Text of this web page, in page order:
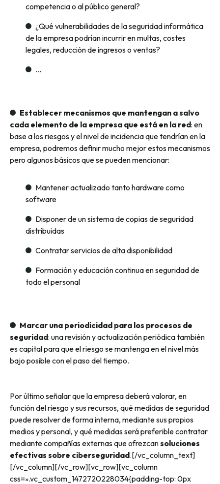
competencia o al público general?
¿Qué vulnerabilidades de la seguridad informática
de la empresa podrían incurrir en multas, costes
legales, reducción de ingresos o ventas?
…
Establecer mecanismos que mantengan a salvo
cada elemento de la empresa que está en la red: en
base a los riesgos y el nivel de incidencia que tendrían en la
empresa, podremos definir mucho mejor estos mecanismos
pero algunos básicos que se pueden mencionar:
Mantener actualizado tanto hardware como
software
Disponer de un sistema de copias de seguridad
distribuidas
Contratar servicios de alta disponibilidad
Formación y educación continua en seguridad de
todo el personal
Marcar una periodicidad para los procesos de
seguridad: una revisión y actualización periódica también
es capital para que el riesgo se mantenga en el nivel más
bajo posible con el paso del tiempo.
Por último señalar que la empresa deberá valorar, en
función del riesgo y sus recursos, qué medidas de seguridad
puede resolver de forma interna, mediante sus propios
medios y personal, y qué medidas será preferible contratar
mediante compañías externas que ofrezcansoluciones
efectivas sobre ciberseguridad.[/vc_column_text]
[/vc_column][/vc_row][vc_row][vc_column
css=».vc_custom_1472720228034{padding-top: 0px